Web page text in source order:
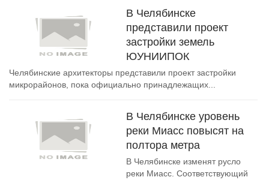
В Челябинске
представили проект
застройки земель
ЮУНИИПОК
Челябинские архитекторы представили проект застройки
микрорайонов, пока официально принадлежащих...
В Челябинске уровень
реки Миасс повысят на
полтора метра
В Челябинске изменят русло
реки Миасс. Соответствующий